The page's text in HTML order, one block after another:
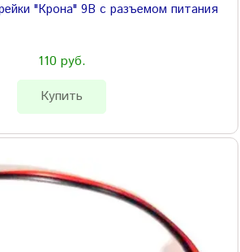
"Крона" 9В с разъемом питания
110 руб.
Купить